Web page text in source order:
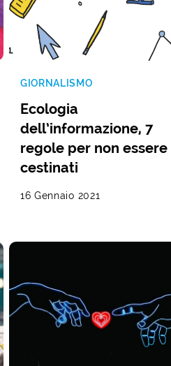
GIORNALISMO
Ecologia
dell’informazione, 7
regole per non essere
cestinati
16 Gennaio 2021